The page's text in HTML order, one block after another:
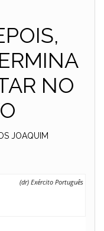
NO
JOAQUIM
(dr) Exército Português